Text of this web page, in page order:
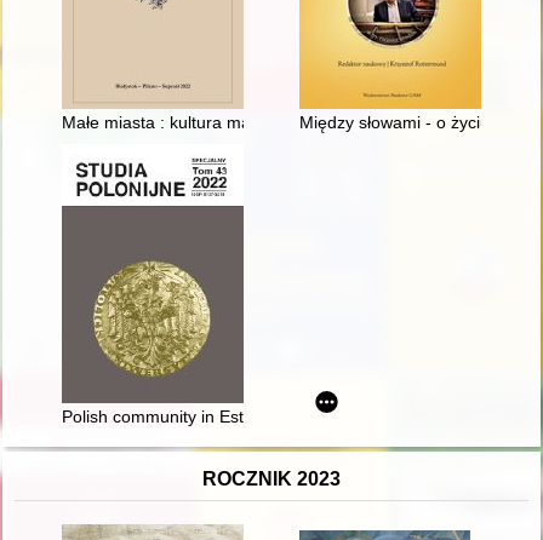
Małe miasta : kultura materialnaMiędzy słowami - o życiu
Polish community in Estonia
ROCZNIK 2023